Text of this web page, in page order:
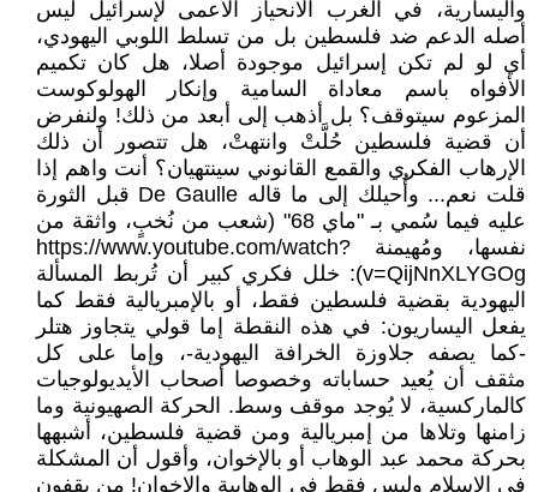
واليسارية، في الغرب الانحياز الأعمى لإسرائيل ليس
أصله الدعم ضد فلسطين بل من تسلط اللوبي اليهودي،
أي لو لم تكن إسرائيل موجودة أصلا، هل كان تكميم
الأفواه باسم معاداة السامية وإنكار الهولوكوست
المزعوم سيتوقف؟ بل أذهب إلى أبعد من ذلك! ولنفرض
أن قضية فلسطين حُلَّتْ وانتهتْ، هل تتصور أن ذلك
الإرهاب الفكري والقمع القانوني سينتهيان؟ أنت واهم إذا
قلت نعم... وأُحيلك إلى ما قاله De Gaulle قبل الثورة
عليه فيما سُمي بـ "ماي 68" (شعب من نُخبٍ، واثقة من
نفسها، ومُهيمنة https://www.youtube.com/watch?
v=QijNnXLYGOg): خلل فكري كبير أن تُربط المسألة
اليهودية بقضية فلسطين فقط، أو بالإمبريالية فقط كما
يفعل اليساريون: في هذه النقطة إما قولي يتجاوز هتلر
-كما يصفه جلاوزة الخرافة اليهودية-، وإما على كل
مثقف أن يُعيد حساباته وخصوصا أصحاب الأيديولوجيات
كالماركسية، لا يُوجد موقف وسط. الحركة الصهيونية وما
زامنها وتلاها من إمبريالية ومن قضية فلسطين، أشبهها
بحركة محمد عبد الوهاب أو بالإخوان، وأقول أن المشكلة
في الإسلام وليس فقط في الوهابية والإخوان! من يقفون